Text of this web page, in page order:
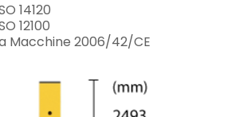
14120
12100
Macchine 2006/42/CE